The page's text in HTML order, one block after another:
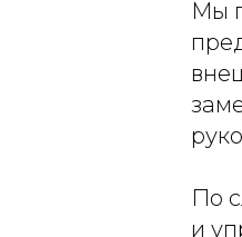
Мы
По
и